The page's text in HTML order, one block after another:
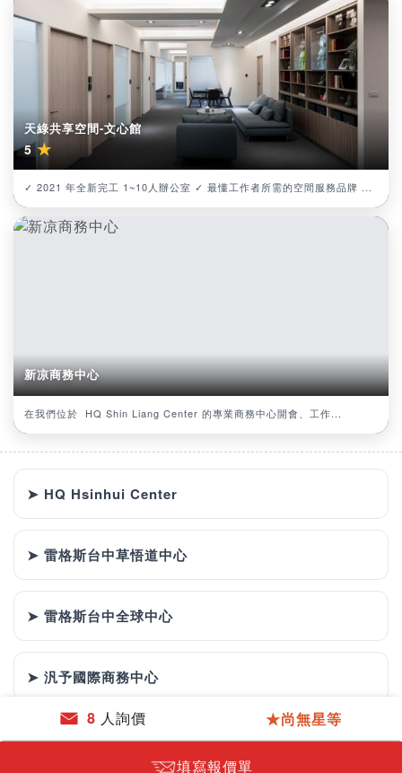
天綠共享空間-文心館
5★
✓ 2021 年全新完工 1~10人辦公室 ✓ 最懂工作者所需的空間服務品牌 ...
新凉商務中心
在我們位於 HQ Shin Liang Center 的專業商務中心開會、工作...
➤ HQ Hsinhui Center
➤ 雷格斯台中草悟道中心
➤ 雷格斯台中全球中心
➤ 汎予國際商務中心
8 人詢價 ★尚無星等
填寫報價單